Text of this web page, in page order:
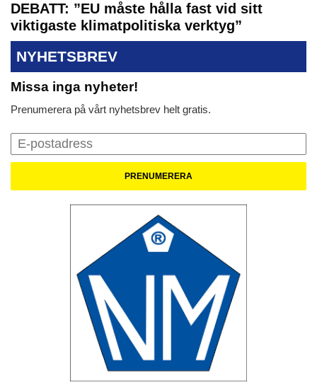
DEBATT: ”EU måste hålla fast vid sitt
viktigaste klimatpolitiska verktyg”
NYHETSBREV
Missa inga nyheter!
Prenumerera på vårt nyhetsbrev helt gratis.